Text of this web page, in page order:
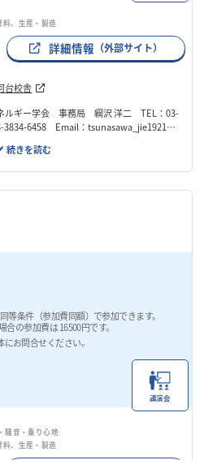
、生産・製造
詳細情報 （外部サイト）
台校舎
ルギー学会 事務局 綱沢 洋二 TEL：03-
6458 Email：tsunasawa_jie1921@ji
等条件（参加費同額）で参加できます。
の参加費は 16500円です。
お問合せください。
講演会
騒音・乗り心地
、生産・製造